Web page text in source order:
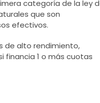
categoría de la ley
que son
efectivos.
de alto rendimiento,
financia 1 o más cuotas